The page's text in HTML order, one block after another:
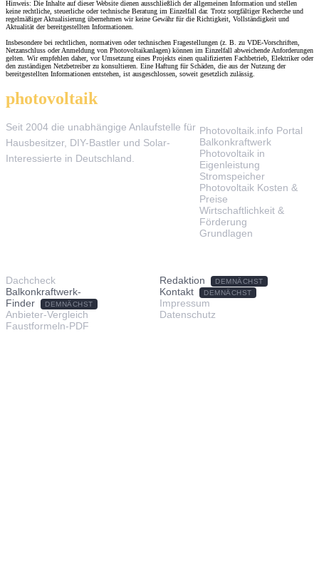
Hinweis: Die Inhalte auf dieser Website dienen ausschließlich der allgemeinen Information und stellen
keine rechtliche, steuerliche oder technische Beratung im Einzelfall dar. Trotz sorgfältiger Recherche und
regelmäßiger Aktualisierung übernehmen wir keine Gewähr für die Richtigkeit, Vollständigkeit und
Aktualität der bereitgestellten Informationen.
Insbesondere bei rechtlichen, normativen oder technischen Fragestellungen (z. B. zu VDE-Vorschriften,
Netzanschluss oder Anmeldung von Photovoltaikanlagen) können im Einzelfall abweichende Anforderungen
gelten. Wir empfehlen daher, vor Umsetzung eines Projekts einen qualifizierten Fachbetrieb, Elektriker oder
den zuständigen Netzbetreiber zu konsultieren. Eine Haftung für Schäden, die aus der Nutzung der
bereitgestellten Informationen entstehen, ist ausgeschlossen, soweit gesetzlich zulässig.
photovoltaik.info
Seit 2004 die unabhängige Anlaufstelle für
Hausbesitzer, DIY-Bastler und Solar-
Interessierte in Deutschland.
Photovoltaik.info Portal
Balkonkraftwerk
Photovoltaik in
Eigenleistung
Stromspeicher
Photovoltaik Kosten &
Preise
Wirtschaftlichkeit &
Förderung
Grundlagen
Dachcheck
Balkonkraftwerk-
Finder
DEMNÄCHST
Anbieter-Vergleich
Faustformeln-PDF
Redaktion DEMNÄCHST
Kontakt DEMNÄCHST
Impressum
Datenschutz